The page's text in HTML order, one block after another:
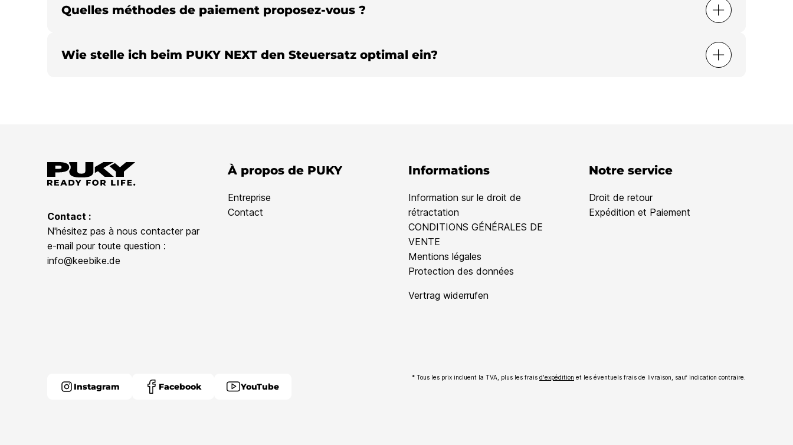
Quelles méthodes de paiement proposez-vous ?
Wie stelle ich beim PUKY NEXT den Steuersatz optimal ein?
Contact :
N'hésitez pas à nous contacter par
e-mail pour toute question :
info@keebike.de
À propos de PUKY
Entreprise
Contact
Informations
Information sur le droit de
rétractation
CONDITIONS GÉNÉRALES DE
VENTE
Mentions légales
Protection des données
Vertrag widerrufen
Notre service
Droit de retour
Expédition et Paiement
Instagram Facebook YouTube
* Tous les prix incluent la TVA, plus les frais d'expédition et les éventuels frais de livraison, sauf indication contraire.